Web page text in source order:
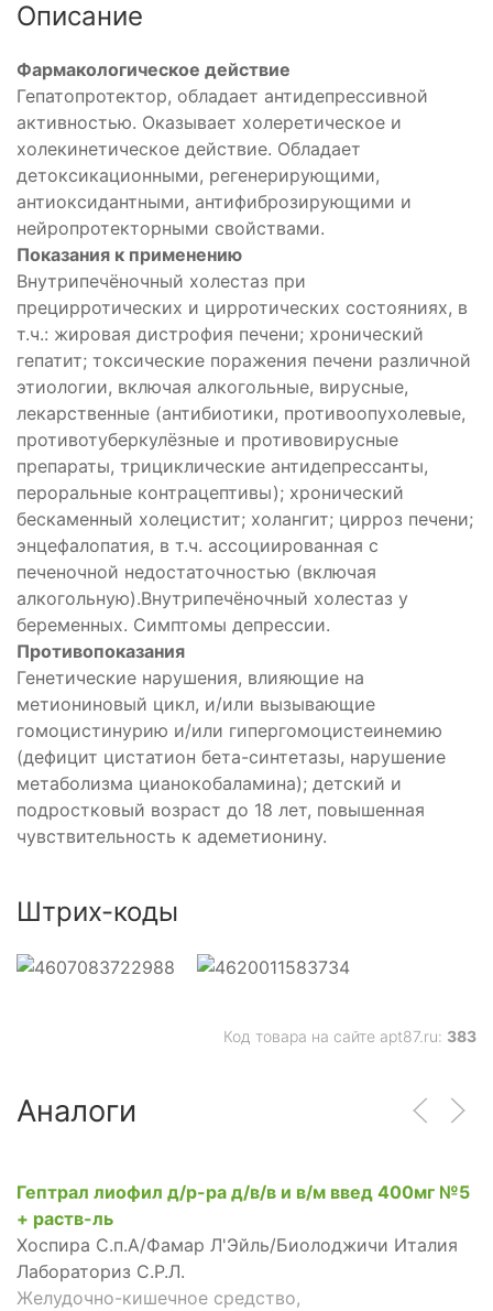
Описание
Фармакологическое действие
Гепатопротектор, обладает антидепрессивной
активностью. Оказывает холеретическое и
холекинетическое действие. Обладает
детоксикационными, регенерирующими,
антиоксидантными, антифиброзирующими и
нейропротекторными свойствами.
Показания к применению
Внутрипечёночный холестаз при
прецирротических и цирротических состояниях, в
т.ч.: жировая дистрофия печени; хронический
гепатит; токсические поражения печени различной
этиологии, включая алкогольные, вирусные,
лекарственные (антибиотики, противоопухолевые,
противотуберкулёзные и противовирусные
препараты, трициклические антидепрессанты,
пероральные контрацептивы); хронический
бескаменный холецистит; холангит; цирроз печени;
энцефалопатия, в т.ч. ассоциированная с
печеночной недостаточностью (включая
алкогольную).Внутрипечёночный холестаз у
беременных. Симптомы депрессии.
Противопоказания
Генетические нарушения, влияющие на
метиониновый цикл, и/или вызывающие
гомоцистинурию и/или гипергомоцистеинемию
(дефицит цистатион бета-синтетазы, нарушение
метаболизма цианокобаламина); детский и
подростковый возраст до 18 лет, повышенная
чувствительность к адеметионину.
Штрих-коды
Код товара на сайте apt87.ru: 383
Аналоги
Гептрал лиофил д/р-ра д/в/в и в/м введ 400мг №5
+ раств-ль
Хоспира С.п.А/Фамар Л'Эйль/Биолоджичи Италия
Лабораториз С.Р.Л.
Желудочно-кишечное средство,